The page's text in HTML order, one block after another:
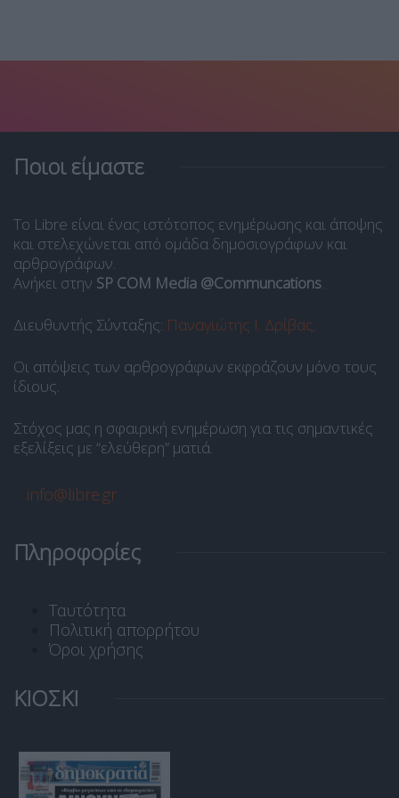
Ποιοι είμαστε
Το Libre είναι ένας ιστότοπος ενημέρωσης και άποψης
και στελεχώνεται από ομάδα δημοσιογράφων και
αρθρογράφων.
Ανήκει στην SP COM Media @Communcations.
Διευθυντής Σύνταξης: Παναγιώτης Ι. Δρίβας.
Οι απόψεις των αρθρογράφων εκφράζουν μόνο τους
ίδιους.
Στόχος μας η σφαιρική ενημέρωση για τις σημαντικές
εξελίξεις με “ελεύθερη” ματιά.
info@libre.gr
Πληροφορίες
Ταυτότητα
Πολιτική απορρήτου
Όροι χρήσης
ΚΙΟΣΚΙ